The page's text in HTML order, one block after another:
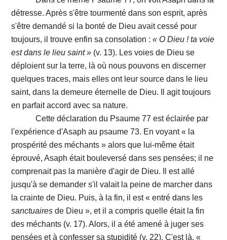
détresse. Après s'être tourmenté dans son esprit, après
s'être demandé si la bonté de Dieu avait cessé pour
toujours, il trouve enfin sa consolation :« O Dieu ! ta voie
est dans le lieu saint » (v. 13). Les voies de Dieu se
déploient sur la terre, là où nous pouvons en discerner
quelques traces, mais elles ont leur source dans le lieu
saint, dans la demeure éternelle de Dieu. Il agit toujours
en parfait accord avec sa nature.
Cette déclaration du Psaume 77 est éclairée par
l'expérience d'Asaph au psaume 73. En voyant « la
prospérité des méchants » alors que lui-même était
éprouvé, Asaph était bouleversé dans ses pensées; il ne
comprenait pas la manière d'agir de Dieu. Il est allé
jusqu'à se demander s'il valait la peine de marcher dans
la crainte de Dieu. Puis, à la fin, il est « entré dans les
sanctuaires de Dieu », et il a compris quelle était la fin
des méchants (v. 17). Alors, il a été amené à juger ses
pensées et à confesser sa stupidité (v. 22). C'est là, «